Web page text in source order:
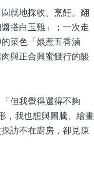
就地採收、烹飪。翻
搭白玉雞」；一次走
菜色「娘惹五香滷
與正合興蜜餞行的酸
但我覺得還得不夠
，我也想與圖騰、繪畫
訪不在廚房，卻見陳